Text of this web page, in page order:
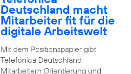
Deutschland macht
Mitarbeiter fit für die
digitale Arbeitswelt
Mit dem Positionspapier gibt
Telefónica Deutschland
Mitarbeitern Orientierung und